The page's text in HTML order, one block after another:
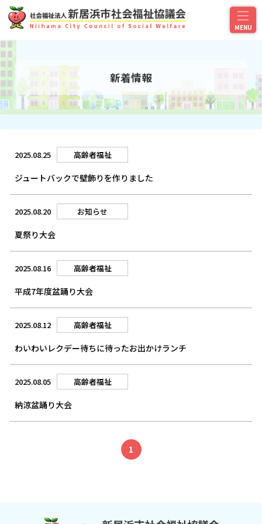
新着情報
2025.08.25 高齢者福祉
ジュートバックで壁飾りを作りました
2025.08.20 お知らせ
夏祭り大会
2025.08.16 高齢者福祉
平成7年度盆踊り大会
2025.08.12 高齢者福祉
わいわいレクデー待ちに待ったお出かけランチ
2025.08.05 高齢者福祉
納涼盆踊り大会
1